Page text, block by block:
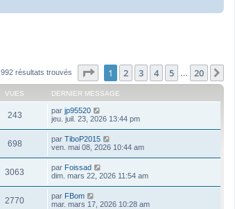
992 résultats trouvés Page sur20
1 2 3 4 5 20
VUES DERNIER MESSAGE
243 par jp95520
jeu. juil. 23, 2026 13:44 pm
698 par TiboP2015
ven. mai 08, 2026 10:44 am
3063 par Foissad
dim. mars 22, 2026 11:54 am
2770 par FBom
mar. mars 17, 2026 10:28 am